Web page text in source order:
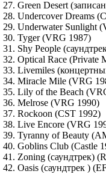
27. Green Desert
28. Undercover Dreams
29. Underwater Sunlight
30. Tyger (VRG 1987)
31. Shy People
32. Optical Race (Private
33. Livemiles
34. Miracle Mile (VRG
35. Lily of the Beach
36. Melrose (VRG 1990)
37. Rockoon (CST 1992)
38. Live Encore (VRG
39. Tyranny of Beauty
40. Goblins Club (Castle
41. Zoning (саундтрек)
42. Oasis (саундтрек )